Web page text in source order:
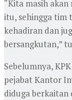
“Kita masih
itu, sehingga tim
kehadiran dan
bersangkutan,”
Sebelumnya,
pejabat Kantor
diduga berkaitan